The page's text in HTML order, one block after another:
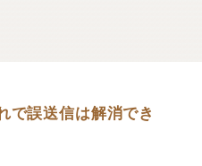
誤送信は解消でき